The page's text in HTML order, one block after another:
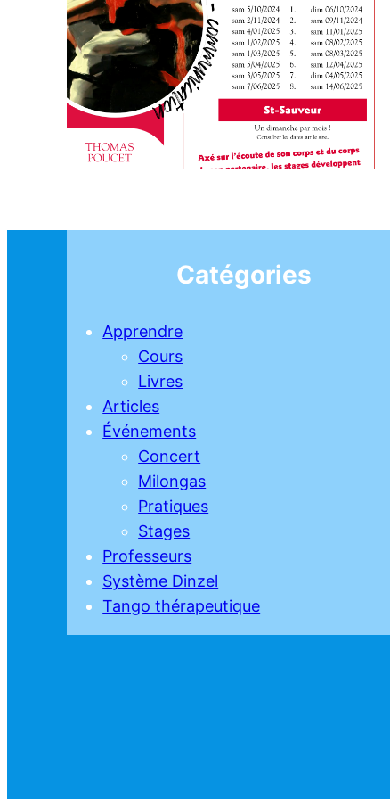
Catégories
Apprendre
Cours
Livres
Articles
Événements
Concert
Milongas
Pratiques
Stages
Professeurs
Système Dinzel
Tango thérapeutique